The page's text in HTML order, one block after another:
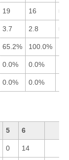
19 16
3.7 2.8
65.2% 100.0%
0.0% 0.0%
0.0% 0.0%
5 6
0 14